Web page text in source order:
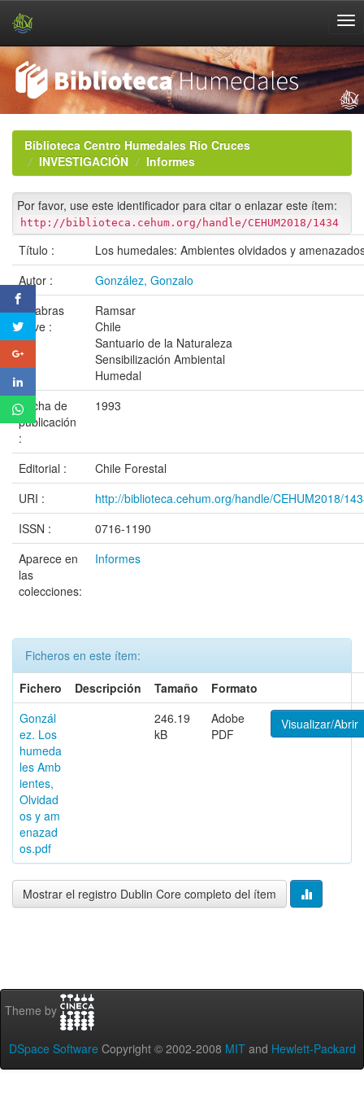
navigationBiblioteca Centro Humedales Río Cruces
INVESTIGACIÓN
Informes
Por favor, use este identificador para citar o enlazar este ítem:
http://biblioteca.cehum.org/handle/CEHUM2018/1434
Título :
Los humedales: Ambientes olvidados y
Autor :
González, Gonzalo
Palabras
clave :
Ramsar
Chile
Santuario de la Naturaleza
Sensibilización Ambiental
Humedal
Fecha de
publicación
:
1993
Editorial :
Chile Forestal
URI :
http://biblioteca.cehum.org/handle/CEHUM2018/
ISSN :
0716-1190
Aparece en
las
colecciones:
Informes
Ficheros en este ítem:
Fichero
Descripción Tamaño
Formato
Gonzál
ez. Los
humeda
les Amb
ientes,
Olvidad
os y am
enazad
os.pdf
246.19
kB
Adobe
PDF
Visualizar/Abrir
Mostrar el registro Dublin Core completo del ítem
Theme by
DSpace Software Copyright © 2002-2008 MIT and Hewlett-Packard